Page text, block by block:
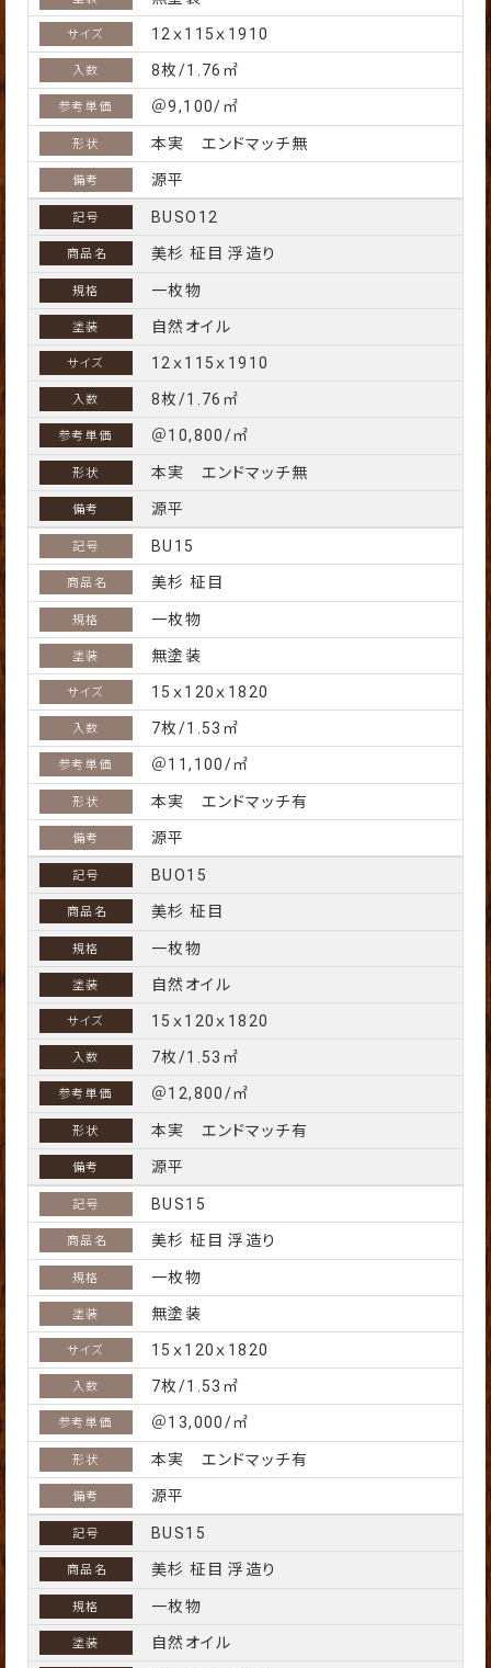
12ｘ115ｘ1910
8枚/1.76㎡
＠9,100/㎡
本実 エンドマッチ無
源平
BUSO12
美杉 柾目 浮造り
一枚物
自然オイル
12ｘ115ｘ1910
8枚/1.76㎡
＠10,800/㎡
本実 エンドマッチ無
源平
BU15
美杉 柾目
一枚物
無塗装
15ｘ120ｘ1820
7枚/1.53㎡
＠11,100/㎡
本実 エンドマッチ有
源平
BUO15
美杉 柾目
一枚物
自然オイル
15ｘ120ｘ1820
7枚/1.53㎡
＠12,800/㎡
本実 エンドマッチ有
源平
BUS15
美杉 柾目 浮造り
一枚物
無塗装
15ｘ120ｘ1820
7枚/1.53㎡
＠13,000/㎡
本実 エンドマッチ有
源平
BUS15
美杉 柾目 浮造り
一枚物
自然オイル